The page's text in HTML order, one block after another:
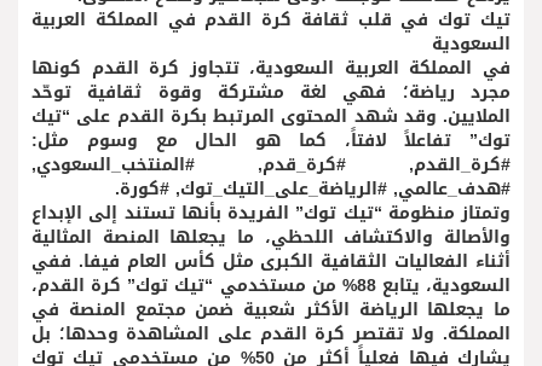
تيك توك في قلب ثقافة كرة القدم في المملكة العربية
السعودية
في المملكة العربية السعودية، تتجاوز كرة القدم كونها
مجرد رياضة؛ فهي لغة مشتركة وقوة ثقافية توحّد
الملايين. وقد شهد المحتوى المرتبط بكرة القدم على “تيك
توك” تفاعلاً لافتاً، كما هو الحال مع وسوم مثل:
#كرة_القدم, #كرة_قدم, #المنتخب_السعودي,
#هدف_عالمي, #الرياضة_على_التيك_توك, #كورة.
وتمتاز منظومة “تيك توك” الفريدة بأنها تستند إلى الإبداع
والأصالة والاكتشاف اللحظي، ما يجعلها المنصة المثالية
أثناء الفعاليات الثقافية الكبرى مثل كأس العام فيفا. ففي
السعودية، يتابع 88% من مستخدمي “تيك توك” كرة القدم،
ما يجعلها الرياضة الأكثر شعبية ضمن مجتمع المنصة في
المملكة. ولا تقتصر كرة القدم على المشاهدة وحدها؛ بل
يشارك فيها فعلياً أكثر من 50% من مستخدمي تيك توك